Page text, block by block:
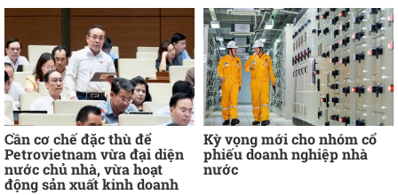
Cần cơ chế đặc thù để
Petrovietnam vừa đại diện
nước chủ nhà, vừa hoạt
động sản xuất kinh doanh
Kỳ vọng mới cho nhóm cổ
phiếu doanh nghiệp nhà
nước